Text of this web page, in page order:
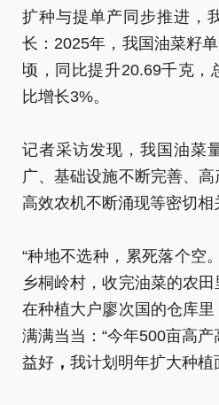
扩种与提单产同步推进，
长：2025年，我国油菜籽
顷，同比提升20.69千克，
比增长3%。
记者采访发现，我国油菜
广、基础设施不断完善、高
高效农机不断涌现等密切相
“种地不选种，累死落个空
乡桐岭村，收完油菜的农田
在种植大户廖次国的仓库
满满当当：“今年500亩高产
益好 ， 我计划明年扩大种植